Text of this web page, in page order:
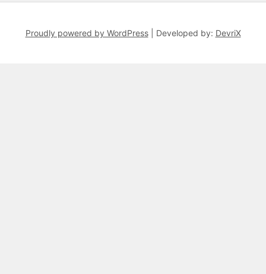
Proudly powered by WordPress Developed by: DevriX